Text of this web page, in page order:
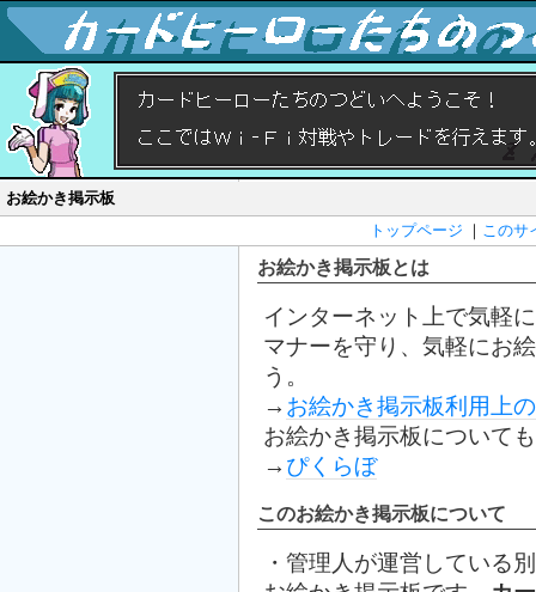
お絵かき掲示板
トップページ
｜ このサ
お絵かき掲示板とは
インターネット上で気軽
マナーを守り、気軽にお
う。
→ お絵かき掲示板利用上
お絵かき掲示板について
→ ぴくらぼ
このお絵かき掲示板について
・管理人が運営している